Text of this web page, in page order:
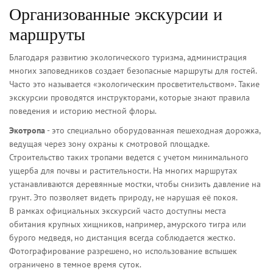
Организованные экскурсии и
маршруты
Благодаря развитию экологического туризма, администрация
многих заповедников создает безопасные маршруты для гостей.
Часто это называется «экологическим просветительством». Такие
экскурсии проводятся инструкторами, которые знают правила
поведения и историю местной флоры.
Экотропа- это специально оборудованная пешеходная дорожка,
ведущая через зону охраны к смотровой площадке.
Строительство таких тропами ведется с учетом минимального
ущерба для почвы и растительности. На многих маршрутах
устанавливаются деревянные мостки, чтобы снизить давление на
грунт. Это позволяет видеть природу, не нарушая её покоя.
В рамках официальных экскурсий часто доступны места
обитания крупных хищников, например, амурского тигра или
бурого медведя, но дистанция всегда соблюдается жестко.
Фотографирование разрешено, но использование вспышек
ограничено в темное время суток.